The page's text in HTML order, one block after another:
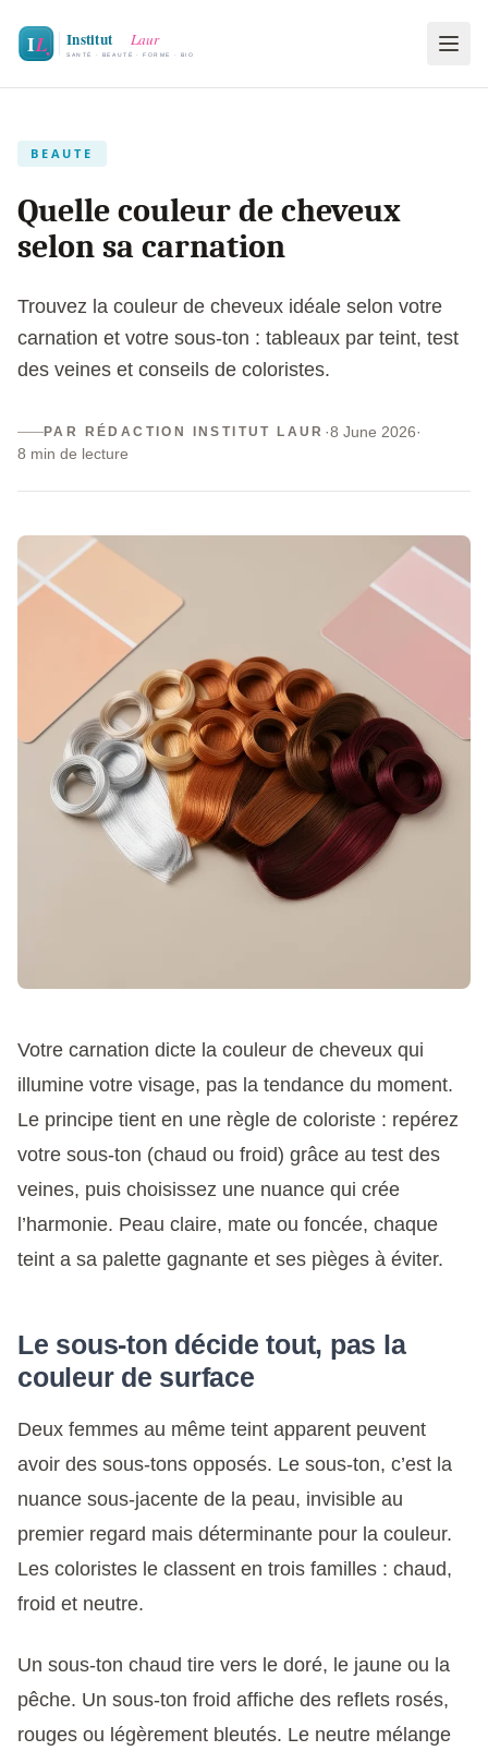
BEAUTE
Quelle couleur de cheveux
selon sa carnation
Trouvez la couleur de cheveux idéale selon votre
carnation et votre sous-ton : tableaux par teint, test
des veines et conseils de coloristes.
PAR RÉDACTION INSTITUT LAUR ·8 June 2026·
8 min de lecture
Votre carnation dicte la couleur de cheveux qui
illumine votre visage, pas la tendance du moment.
Le principe tient en une règle de coloriste : repérez
votre sous-ton (chaud ou froid) grâce au test des
veines, puis choisissez une nuance qui crée
l’harmonie. Peau claire, mate ou foncée, chaque
teint a sa palette gagnante et ses pièges à éviter.
Le sous-ton décide tout, pas la
couleur de surface
Deux femmes au même teint apparent peuvent
avoir des sous-tons opposés. Le sous-ton, c’est la
nuance sous-jacente de la peau, invisible au
premier regard mais déterminante pour la couleur.
Les coloristes le classent en trois familles : chaud,
froid et neutre.
Un sous-ton chaud tire vers le doré, le jaune ou la
pêche. Un sous-ton froid affiche des reflets rosés,
rouges ou légèrement bleutés. Le neutre mélange